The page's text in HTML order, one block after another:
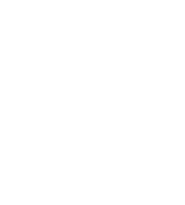
du har sparat och